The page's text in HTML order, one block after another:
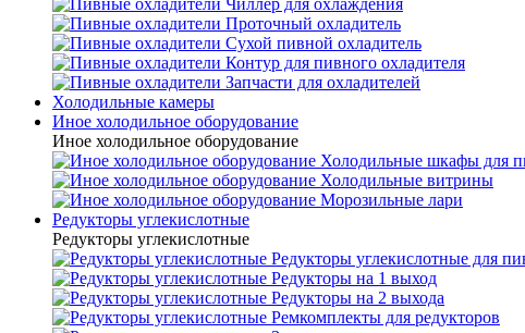
Чиллер для охлаждения
Проточный охладитель
Сухой пивной охладитель
Контур для пивного охладителя
Запчасти для охладителей
Холодильные камеры
Иное холодильное оборудование
Иное холодильное оборудование
Холодильные шкафы для
Холодильные витрины
Морозильные лари
Редукторы углекислотные
Редукторы углекислотные
Редукторы углекислотные для
Редукторы на 1 выход
Редукторы на 2 выхода
Ремкомплекты для редукторов